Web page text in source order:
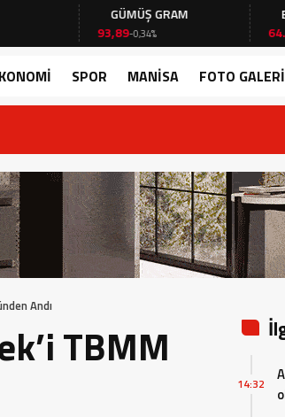
GÜMÜŞ GRAM
93,89
-0,34%
BITCOIN
64.260,00-
SPOR MANİSA FOTO GALERİ
Andı
TBMM
14:32